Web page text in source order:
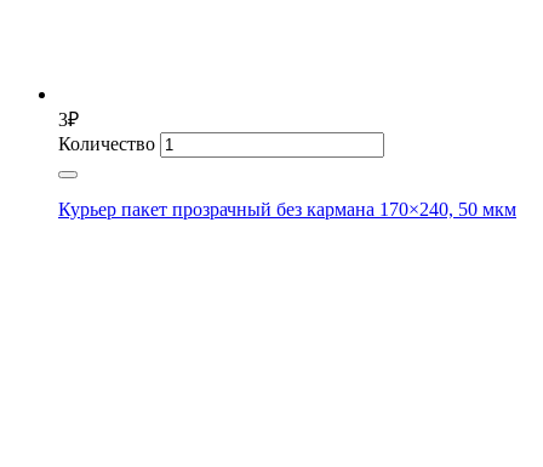
3₽
Количество
Курьер пакет прозрачный без кармана 170×240, 50 мкм